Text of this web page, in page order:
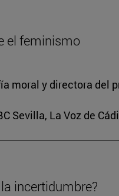
el feminismo
moral y directora del
Sevilla, La Voz de
incertidumbre?